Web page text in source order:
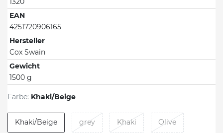
EAN
4251720906165
Hersteller
Cox Swain
Gewicht
1500 g
Farbe: Khaki/Beige
Khaki/Beige grey Khaki Olive